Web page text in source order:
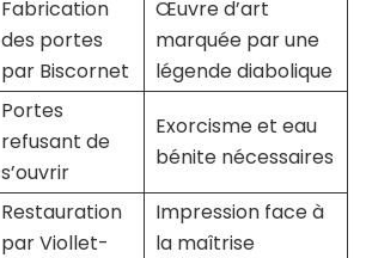
Fabrication
des portes
par Biscornet
Œuvre d’art
marquée par une
légende diabolique
Portes
refusant de
s’ouvrir
Exorcisme et eau
bénite nécessaires
Restauration
par Viollet-
Impression face à
la maîtrise